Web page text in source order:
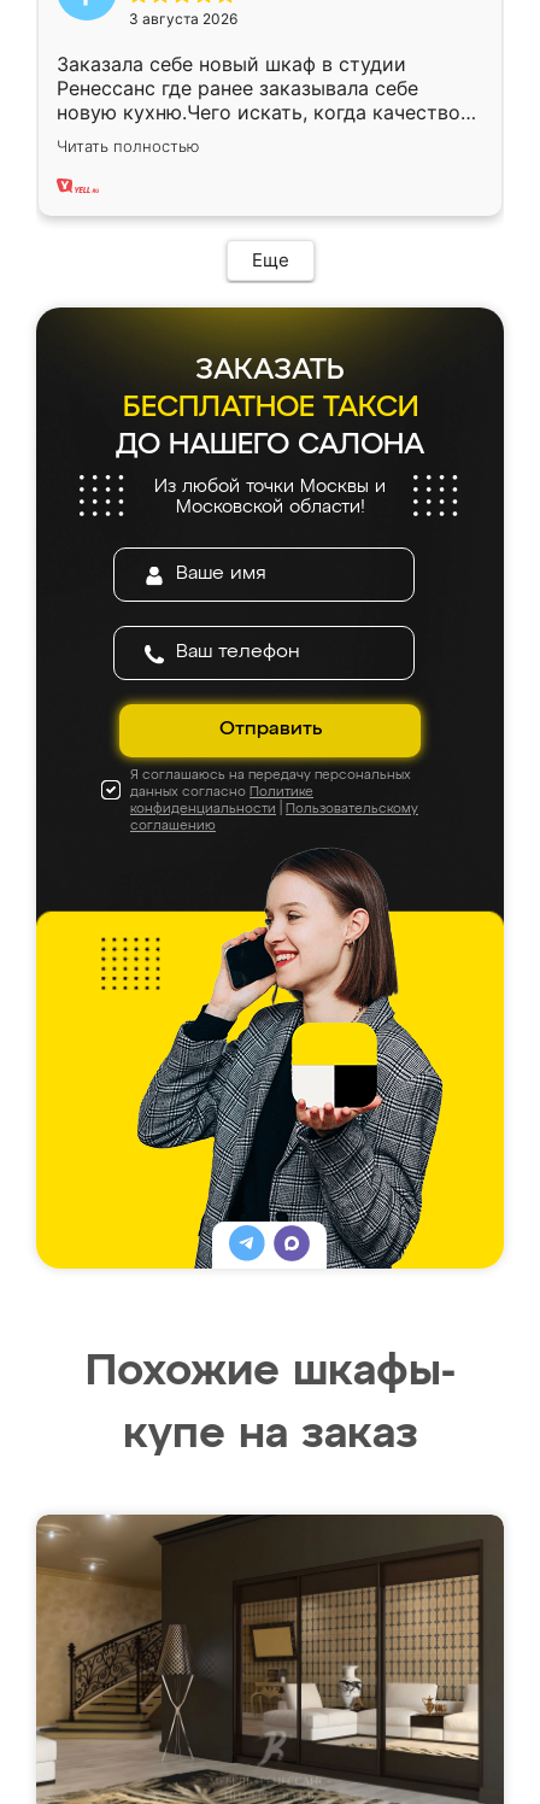
3 августа 2026
Заказала себе новый шкаф в студии
Ренессанс где ранее заказывала себе
новую кухню.Чего искать, когда качеством
вполне довольна. Служит кухня уже почти
два года, нареканий нет.
Читать полностью
Еще
ЗАКАЗАТЬ
БЕСПЛАТНОЕ ТАКСИ
ДО НАШЕГО САЛОНА
Из любой точки Москвы и
Московской области!
Отправить
Я соглашаюсь на передачу персональных
данных согласно Политике
конфиденциальности
Пользовательскому
соглашению
Похожие шкафы-
купе на заказ